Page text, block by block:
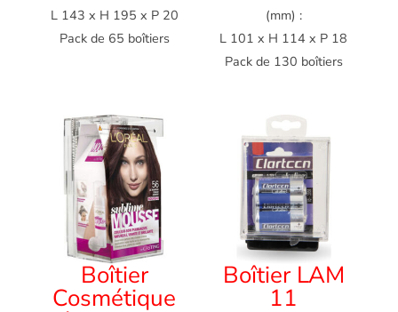
L 143 x H 195 x P 20
Pack de 65 boîtiers
(mm) :
L 101 x H 114 x P 18
Pack de 130 boîtiers
Boîtier
Cosmétique
Boîtier LAM
11